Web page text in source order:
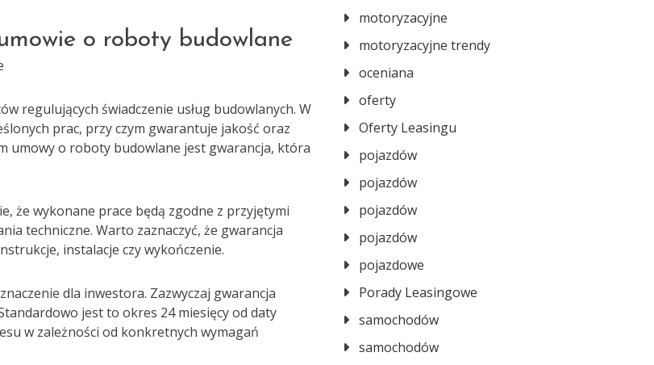
o roboty budowlane
regulujących świadczenie usług budowlanych. W
prac, przy czym gwarantuje jakość oraz
umowy o roboty budowlane jest gwarancja, która
że wykonane prace będą zgodne z przyjętymi
techniczne. Warto zaznaczyć, że gwarancja
instalacje czy wykończenie.
dla inwestora. Zazwyczaj gwarancja
jest to okres 24 miesięcy od daty
w zależności od konkretnych wymagań
motoryzacyjne
motoryzacyjne trendy
oceniana
oferty
Oferty Leasingu
pojazdów
pojazdów
pojazdów
pojazdów
pojazdowe
Porady Leasingowe
samochodów
samochodów